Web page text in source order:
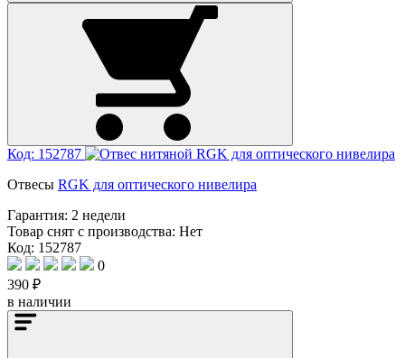
Код: 152787
Отвесы RGK для оптического нивелира
Гарантия: 2 недели
Товар снят с производства: Нет
Код: 152787
0
390 ₽
в наличии